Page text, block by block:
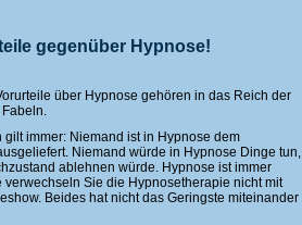
gegenüber Hypnose!
über Hypnose gehören in das Reich der
gilt immer: Niemand ist in Hypnose dem
Niemand würde in Hypnose Dinge tun,
ablehnen würde. Hypnose ist immer
verwechseln Sie die Hypnosetherapie nicht mit
Beides hat nicht das Geringste miteinander